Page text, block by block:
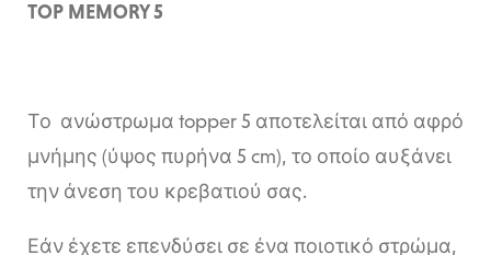
TOP MEMORY 5
Το ανώστρωμα topper 5 αποτελείται από αφρό
μνήμης (ύψος πυρήνα 5 cm), το οποίο αυξάνει
την άνεση του κρεβατιού σας.
Εάν έχετε επενδύσει σε ένα ποιοτικό στρώμα,